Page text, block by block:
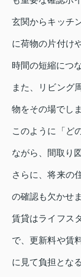
玄関からキッチ
に荷物の片付け
時間の短縮につ
また、リビング
物をその場でし
このように「ど
ながら、間取り
さらに、将来の
の確認も欠かせ
賃貸はライフス
で、更新料や賃
に見て負担とな